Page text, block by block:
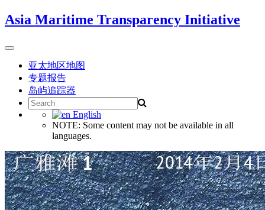
Skip
to
Asia Maritime Transparency Initiative
Toggle
navigation亚太地区地图
专题报告
岛屿追踪器
Search
for:
English
NOTE: Some content may not be available in all
languages.